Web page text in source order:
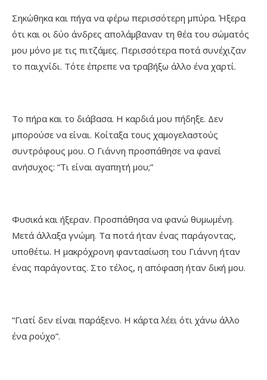
Σηκώθηκα και πήγα να φέρω περισσότερη μπύρα. Ήξερα
ότι και οι δύο άνδρες απολάμβαναν τη θέα του σώματός
μου μόνο με τις πιτζάμες. Περισσότερα ποτά συνέχιζαν
το παιχνίδι. Τότε έπρεπε να τραβήξω άλλο ένα χαρτί.
Το πήρα και το διάβασα. Η καρδιά μου πήδηξε. Δεν
μπορούσε να είναι. Κοίταξα τους χαμογελαστούς
συντρόφους μου. Ο Γιάννη προσπάθησε να φανεί
ανήσυχος: “Τι είναι αγαπητή μου;”
Φυσικά και ήξεραν. Προσπάθησα να φανώ θυμωμένη.
Μετά άλλαξα γνώμη. Τα ποτά ήταν ένας παράγοντας,
υποθέτω. Η μακρόχρονη φαντασίωση του Γιάννη ήταν
ένας παράγοντας. Στο τέλος, η απόφαση ήταν δική μου.
“Γιατί δεν είναι παράξενο. Η κάρτα λέει ότι χάνω άλλο
ένα ρούχο”.